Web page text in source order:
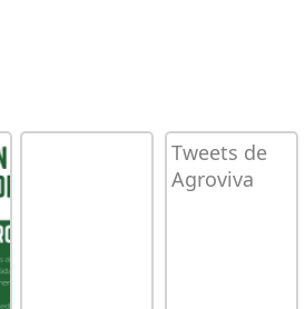
Tweets de
Agroviva